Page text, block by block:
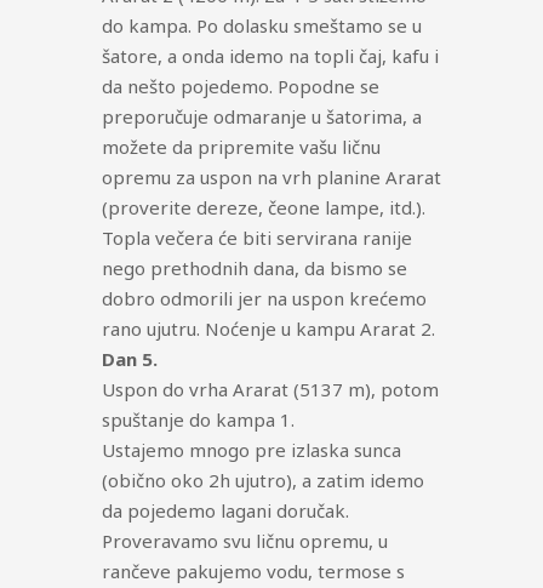
do kampa. Po dolasku smeštamo se u
šatore, a onda idemo na topli čaj, kafu i
da nešto pojedemo. Popodne se
preporučuje odmaranje u šatorima, a
možete da pripremite vašu ličnu
opremu za uspon na vrh planine Ararat
(proverite dereze, čeone lampe, itd.).
Topla večera će biti servirana ranije
nego prethodnih dana, da bismo se
dobro odmorili jer na uspon krećemo
rano ujutru. Noćenje u kampu Ararat 2.
Dan 5.
Uspon do vrha Ararat (5137 m), potom
spuštanje do kampa 1.
Ustajemo mnogo pre izlaska sunca
(obično oko 2h ujutro), a zatim idemo
da pojedemo lagani doručak.
Proveravamo svu ličnu opremu, u
rančeve pakujemo vodu, termose s